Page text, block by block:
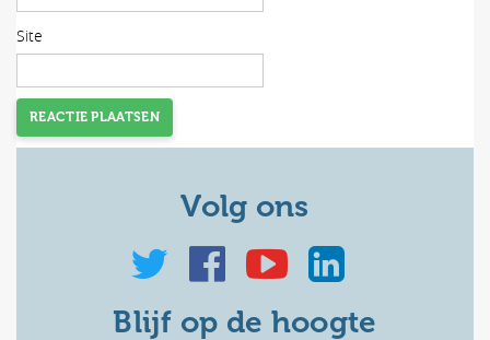
Site
Volg ons
Blijf op de hoogte